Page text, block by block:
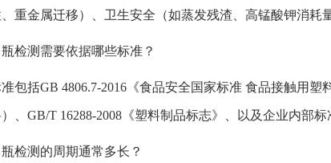
重金属迁移）、卫生安全（如蒸发残渣、高锰酸钾消耗
检测需要依据哪些标准？
包括GB 4806.7-2016《食品安全国家标准 食品接触用
、GB/T 16288-2008《塑料制品标志》、以及企业内部
检测的周期通常多长？